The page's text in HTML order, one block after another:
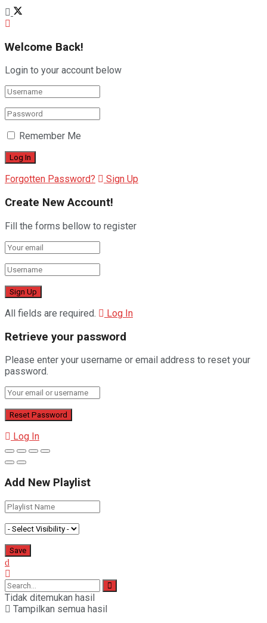
Welcome Back!
Login to your account below
Remember Me
Forgotten Password? Sign Up
Create New Account!
Fill the forms bellow to register
All fields are required. Log In
Retrieve your password
Please enter your username or email address to reset your
password.
Log In
Add New Playlist
Tidak ditemukan hasil
Tampilkan semua hasil